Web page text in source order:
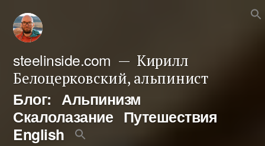
Перейти
содержимому
steelinside.com
Кирилл
Белоцерковский, альпинист
Блог: Альпинизм
Скалолазание Путешествия
English